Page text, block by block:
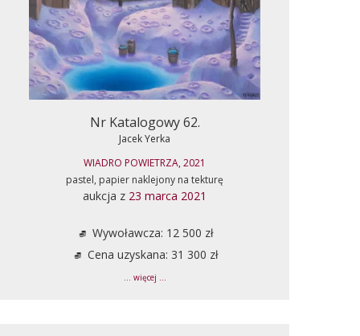
Nr Katalogowy 62.
Jacek Yerka
WIADRO POWIETRZA, 2021
pastel, papier naklejony na tekturę
aukcja z 23 marca 2021
Wywoławcza: 12 500 zł
Cena uzyskana: 31 300 zł
... więcej ...